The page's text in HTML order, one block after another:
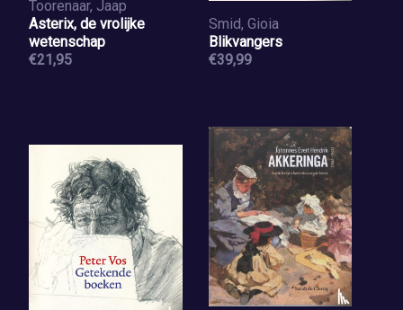
Toorenaar, Jaap
Asterix, de vrolijke
wetenschap
€21,95
Smid, Gioia
Blikvangers
€39,99